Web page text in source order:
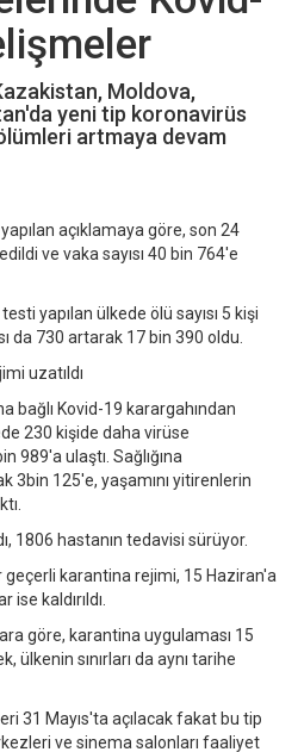
Moldova,
yeni tip koronavirüs
artmaya devam
açıklamaya göre, son 24
ve vaka sayısı 40 bin 764'e
yapılan ülkede ölü sayısı 5 kişi
da 730 artarak 17 bin 390 oldu.
uzatıldı
bağlı Kovid-19 karargahından
230 kişide daha virüse
989'a ulaştı. Sağlığına
3bin 125'e, yaşamını yitirenlerin
1806 hastanın tedavisi sürüyor.
geçerli karantina rejimi, 15 Haziran'a
ise kaldırıldı.
göre, karantina uygulaması 15
ülkenin sınırları da aynı tarihe
31 Mayıs'ta açılacak fakat bu tip
ve sinema salonları faaliyet